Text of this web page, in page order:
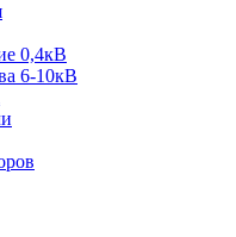
0,4кВ
6-10кВ